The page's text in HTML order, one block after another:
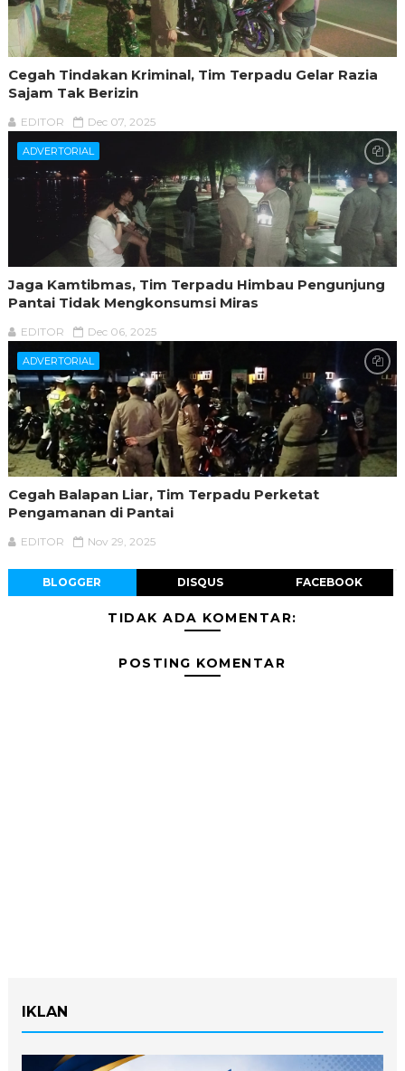
Cegah Tindakan Kriminal, Tim Terpadu Gelar Razia
Sajam Tak Berizin
EDITOR Dec 07, 2025
ADVERTORIAL
Jaga Kamtibmas, Tim Terpadu Himbau Pengunjung
Pantai Tidak Mengkonsumsi Miras
EDITOR Dec 06, 2025
ADVERTORIAL
Cegah Balapan Liar, Tim Terpadu Perketat
Pengamanan di Pantai
EDITOR Nov 29, 2025
BLOGGER DISQUS FACEBOOK
TIDAK ADA KOMENTAR:
POSTING KOMENTAR
IKLAN